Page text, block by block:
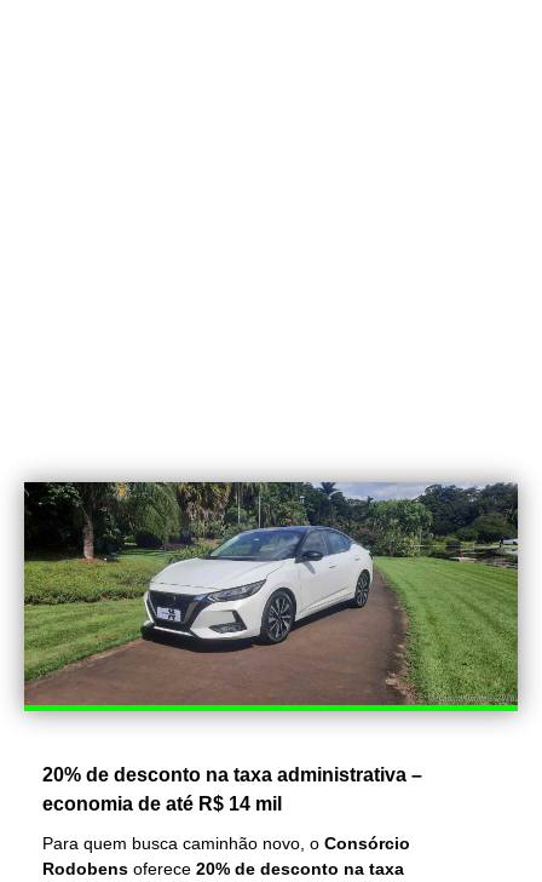
20% de desconto na taxa administrativa –
economia de até R$ 14 mil
Para quem busca caminhão novo, o Consórcio
Rodobens oferece 20% de desconto na taxa